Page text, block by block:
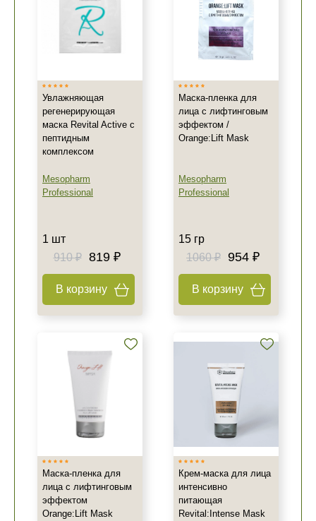
Увлажняющая
регенерирующая
маска Revital Active с
пептидным
комплексом
Mesopharm
Professional
1 шт
910 ₽
819 ₽
В корзину
Маска-пленка для
лица с лифтинговым
эффектом /
Orange:Lift Mask
Mesopharm
Professional
15 гр
1060 ₽ 954 ₽
В корзину
Маска-пленка для
лица с лифтинговым
эффектом
Orange:Lift Mask
Крем-маска для лица
интенсивно
питающая
Revital:Intense Mask